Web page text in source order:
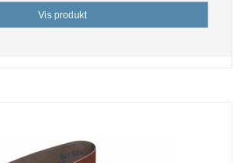
Vis produkt